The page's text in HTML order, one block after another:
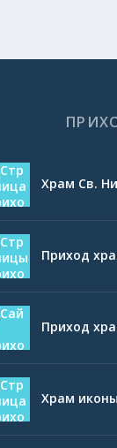
Храм Св.
Приход
Приход
Храм